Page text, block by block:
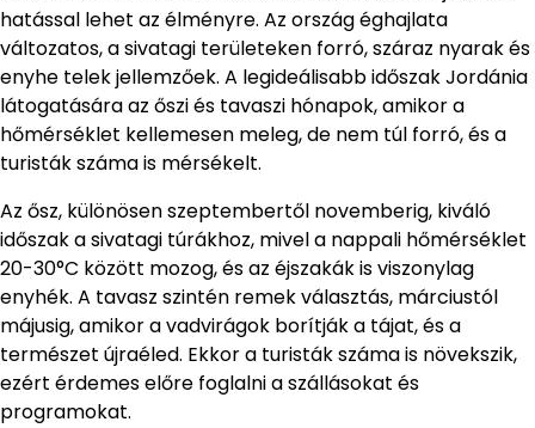
hatással lehet az élményre. Az ország éghajlata
változatos, a sivatagi területeken forró, száraz nyarak és
enyhe telek jellemzőek. A legideálisabb időszak Jordánia
látogatására az őszi és tavaszi hónapok, amikor a
hőmérséklet kellemesen meleg, de nem túl forró, és a
turisták száma is mérsékelt.
Az ősz, különösen szeptembertől novemberig, kiváló
időszak a sivatagi túrákhoz, mivel a nappali hőmérséklet
20-30°C között mozog, és az éjszakák is viszonylag
enyhék. A tavasz szintén remek választás, márciustól
májusig, amikor a vadvirágok borítják a tájat, és a
természet újraéled. Ekkor a turisták száma is növekszik,
ezért érdemes előre foglalni a szállásokat és
programokat.